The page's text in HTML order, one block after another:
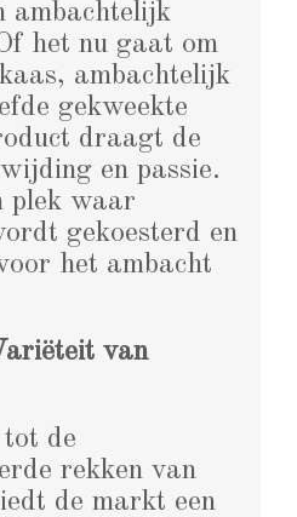
ambachtelijk
het nu gaat om
ambachtelijk
gekweekte
draagt de
en passie.
plek waar
gekoesterd en
het ambacht
van
de
rekken van
de markt een